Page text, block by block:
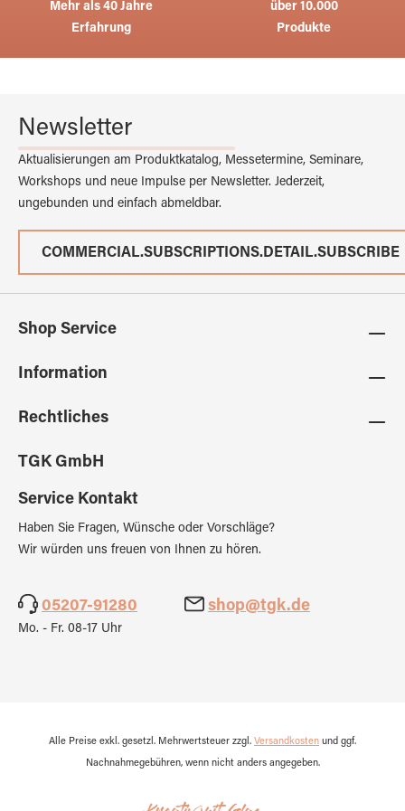
Mehr als 40 Jahre
Erfahrung
über 10.000
Produkte
Newsletter
Aktualisierungen am Produktkatalog, Messetermine, Seminare,
Workshops und neue Impulse per Newsletter. Jederzeit,
ungebunden und einfach abmeldbar.
COMMERCIAL.SUBSCRIPTIONS.DETAIL.SUBSCRIBE
Shop Service
Information
Rechtliches
TGK GmbH
Service Kontakt
Haben Sie Fragen, Wünsche oder Vorschläge?
Wir würden uns freuen von Ihnen zu hören.
05207-91280 shop@tgk.de
Mo. - Fr. 08-17 Uhr
Alle Preise exkl. gesetzl. Mehrwertsteuer zzgl. Versandkosten und ggf.
Nachnahmegebühren, wenn nicht anders angegeben.